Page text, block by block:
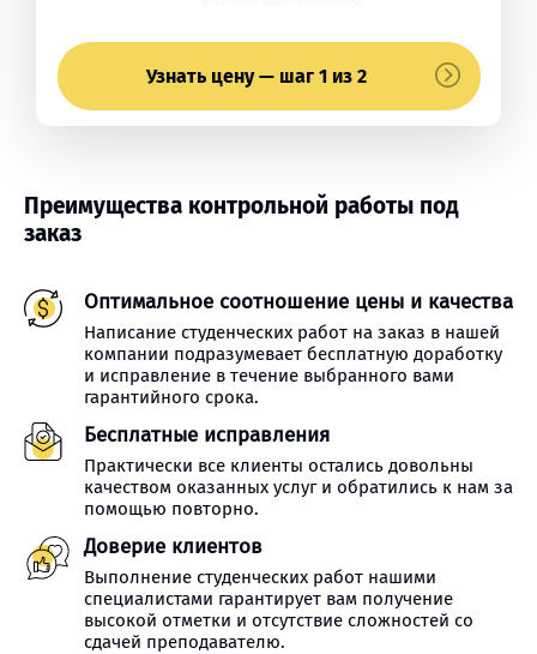
Узнать цену — шаг 1 из 2
Преимущества контрольной работы под
заказ
Оптимальное соотношение цены и качества
Написание студенческих работ на заказ в нашей
компании подразумевает бесплатную доработку
и исправление в течение выбранного вами
гарантийного срока.
Бесплатные исправления
Практически все клиенты остались довольны
качеством оказанных услуг и обратились к нам за
помощью повторно.
Доверие клиентов
Выполнение студенческих работ нашими
специалистами гарантирует вам получение
высокой отметки и отсутствие сложностей со
сдачей преподавателю.